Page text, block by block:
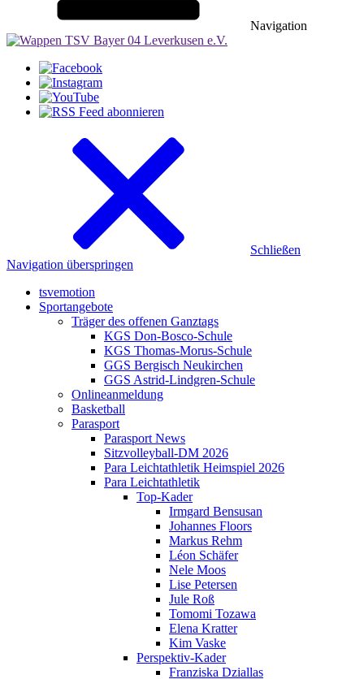
Navigation
Schließen
Navigation überspringen
tsvemotion
Sportangebote
Träger des offenen Ganztags
KGS Don-Bosco-Schule
KGS Thomas-Morus-Schule
GGS Bergisch Neukirchen
GGS Astrid-Lindgren-Schule
Onlineanmeldung
Basketball
Parasport
Parasport News
Sitzvolleyball-DM 2026
Para Leichtathletik Heimspiel 2026
Para Leichtathletik
Top-Kader
Irmgard Bensusan
Johannes Floors
Markus Rehm
Léon Schäfer
Nele Moos
Lise Petersen
Jule Roß
Tomomi Tozawa
Elena Kratter
Kim Vaske
Perspektiv-Kader
Franziska Dziallas